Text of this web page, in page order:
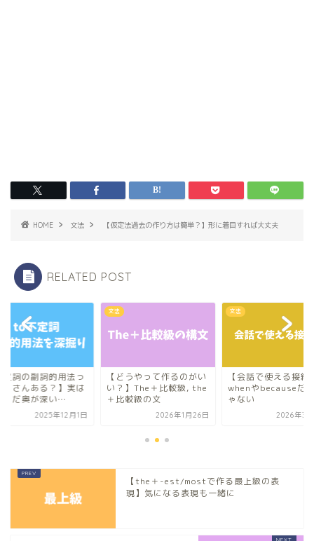
HOME 文法 【仮定法過去の作り方は簡単？】形に着目すれば大丈夫
RELATED POST
定詞の副詞的用法っ
くさんある？】実は
まだ奥が深い…
2025年12月1日
文法
【どうやって作るのがい
い？】The＋比較級, the
＋比較級の文
2026年1月26日
文法
【会話で使える接続
whenやbecauseだ
ゃない
2026年3
【the＋-est/mostで作る最上級の表
現】気になる表現も一緒に